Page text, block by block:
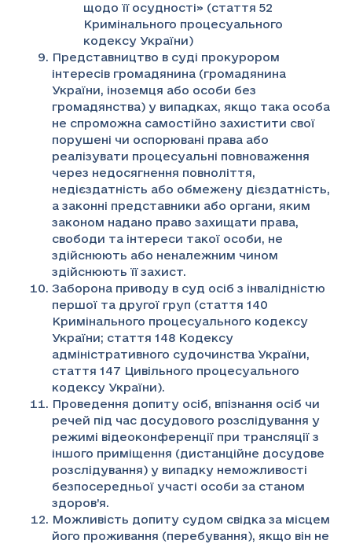
щодо її осудності» (стаття 52
Кримінального процесуального
кодексу України)
Представництво в суді прокурором
інтересів громадянина (громадянина
України, іноземця або особи без
громадянства) у випадках, якщо така особа
не спроможна самостійно захистити свої
порушені чи оспорювані права або
реалізувати процесуальні повноваження
через недосягнення повноліття,
недієздатність або обмежену дієздатність,
а законні представники або органи, яким
законом надано право захищати права,
свободи та інтереси такої особи, не
здійснюють або неналежним чином
здійснюють її захист.
Заборона приводу в суд осіб з інвалідністю
першої та другої груп (стаття 140
Кримінального процесуального кодексу
України; стаття 148 Кодексу
адміністративного судочинства України,
стаття 147 Цивільного процесуального
кодексу України).
Проведення допиту осіб, впізнання осіб чи
речей під час досудового розслідування у
режимі відеоконференції при трансляції з
іншого приміщення (дистанційне досудове
розслідування) у випадку неможливості
безпосередньої участі особи за станом
здоров’я.
Можливість допиту судом свідка за місцем
його проживання (перебування), якщо він не